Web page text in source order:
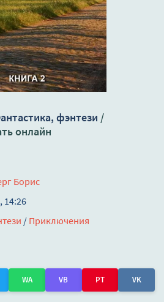
фэнтези /
онлайн
Борис
14:26
/ Приключения
WA VB PT VK